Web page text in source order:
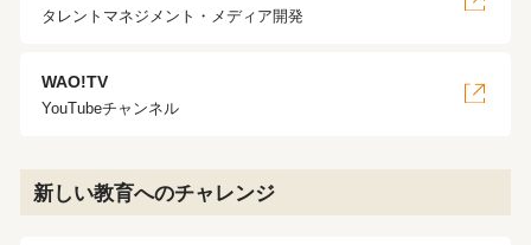
タレントマネジメント・メディア開発
WAO!TV
YouTubeチャンネル
新しい教育へのチャレンジ